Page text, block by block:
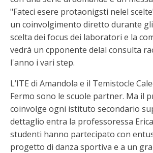
"Fateci esere protaonigsti nelel
un coinvolgimento diretto durante
scelta dei focus dei laboratori e la
vedrà un cpponente delal consulta
l'anno i vari step.
L’ITE di Amandola e il Temistocle
Fermo sono le scuole partner. Ma il
coinvolge ogni istituto secondario
dettaglio entra la professoressa Erica
studenti hanno partecipato con
progetto di danza sportiva e a un